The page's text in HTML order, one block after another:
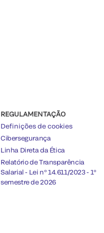
REGULAMENTAÇÃO
Definições de cookies
Cibersegurança
Linha Direta da Ética
Relatório de Transparência
Salarial - Lei nº 14.611/2023 - 1º
semestre de 2026